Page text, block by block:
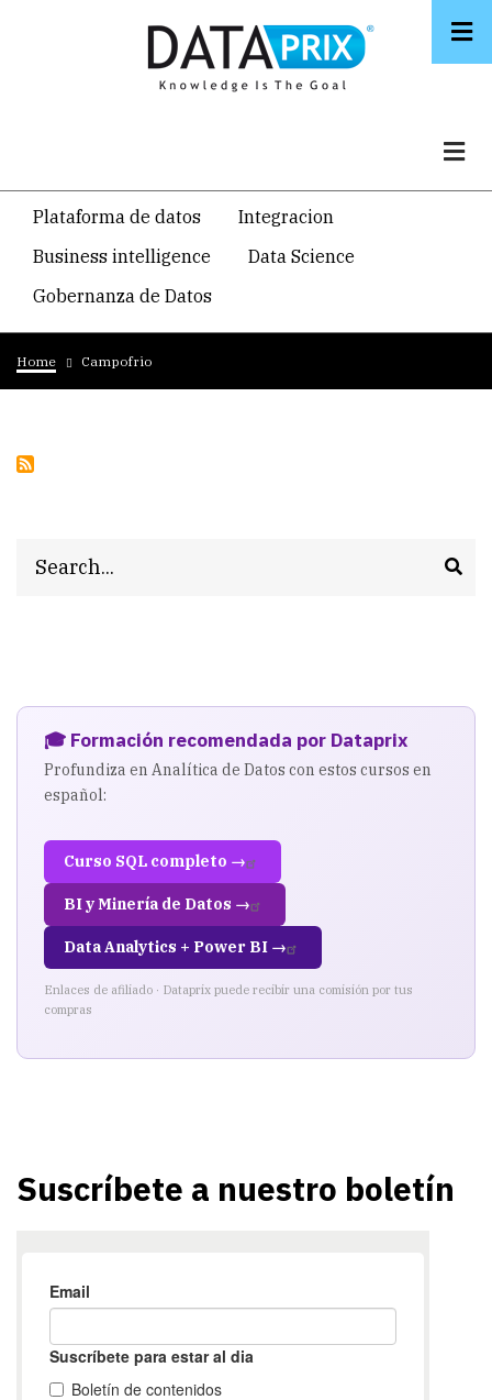
Navegacion
temática
principal
Plataforma de datos
Integracion
Business intelligence
Data Science
Gobernanza de Datos
Breadcrumb
Home Campofrio
🎓 Formación recomendada por Dataprix
Profundiza en Analítica de Datos con estos cursos en
español:
Curso SQL completo →
BI y Minería de Datos →
Data Analytics + Power BI →
Enlaces de afiliado · Dataprix puede recibir una comisión por tus
compras
Suscríbete a nuestro boletín